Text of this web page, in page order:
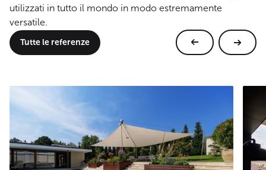
utilizzati in tutto il mondo in modo estremamente
versatile.
Tutte le referenze